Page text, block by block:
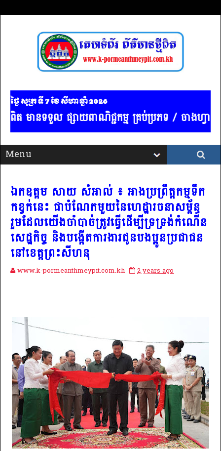
ថ្ងៃ សុក្រ ទី 7​ ខែ សីហា ឆ្នាំ 2026
ត មានទទួល ផ្សាយពាណិជ្ជកម្ម គ្រប់ប្រភទ / ចាងហ្វ
ឯកឧត្តម សាយ សំអាល់​ ៖ អាងប្រព្រឹត្តកម្មទឹក
កខ្វក់នេះ ជាបំណែកមួយនៃហេដ្ឋារចនាសម្ព័ន្ធ
រួមដែលយើងចាំបាច់ត្រូវធ្វើដើម្បីទ្រទ្រង់កំណើន
សេដ្ឋកិច្ច និងបង្កើតការងារជូនបងប្អូនប្រជាជន
នៅខេត្តព្រះសីហនុ
www.k-pormeanthmeypit.com.kh 2 years ago